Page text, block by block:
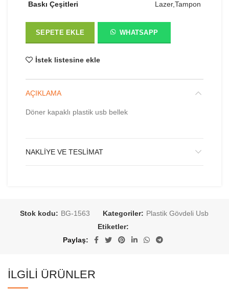
Baskı Çeşitleri
Lazer,Tampon
SEPETE EKLE WHATSAPP
İstek listesine ekle
AÇIKLAMA
Döner kapaklı plastik usb bellek
NAKLIYE VE TESLIMAT
Stok kodu: BG-1563 Kategoriler: Plastik Gövdeli Usb
Etiketler:
Paylaş
İLGILI ÜRÜNLER